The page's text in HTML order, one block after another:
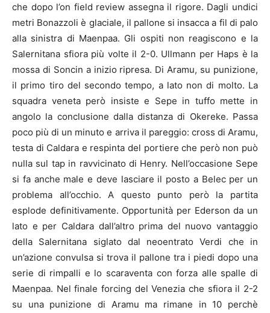
che dopo l’on field review assegna il rigore. Dagli undici
metri Bonazzoli è glaciale, il pallone si insacca a fil di palo
alla sinistra di Maenpaa. Gli ospiti non reagiscono e la
Salernitana sfiora più volte il 2-0. Ullmann per Haps è la
mossa di Soncin a inizio ripresa. Di Aramu, su punizione,
il primo tiro del secondo tempo, a lato non di molto. La
squadra veneta però insiste e Sepe in tuffo mette in
angolo la conclusione dalla distanza di Okereke. Passa
poco più di un minuto e arriva il pareggio: cross di Aramu,
testa di Caldara e respinta del portiere che però non può
nulla sul tap in ravvicinato di Henry. Nell’occasione Sepe
si fa anche male e deve lasciare il posto a Belec per un
problema all’occhio. A questo punto però la partita
esplode definitivamente. Opportunità per Ederson da un
lato e per Caldara dall’altro prima del nuovo vantaggio
della Salernitana siglato dal neoentrato Verdi che in
un’azione convulsa si trova il pallone tra i piedi dopo una
serie di rimpalli e lo scaraventa con forza alle spalle di
Maenpaa. Nel finale forcing del Venezia che sfiora il 2-2
su una punizione di Aramu ma rimane in 10 perchè